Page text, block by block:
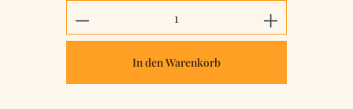
Produkt Anzahl: Gib den
In den Warenkorb